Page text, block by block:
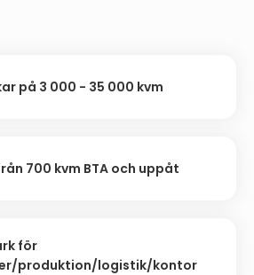
på 3 000 - 35 000 kvm
700 kvm BTA och uppåt
för
produktion/logistik/kontor